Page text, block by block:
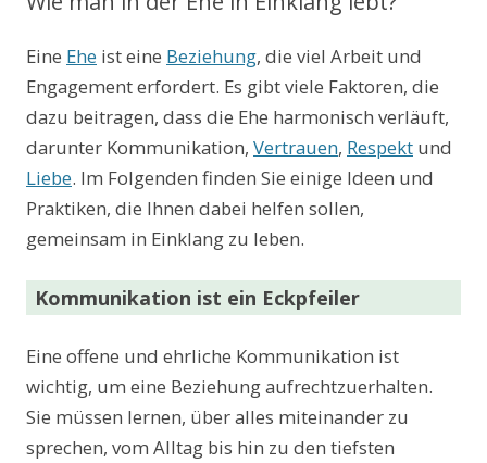
Eine Ehe ist eine Beziehung, die viel Arbeit und
Engagement erfordert. Es gibt viele Faktoren, die
dazu beitragen, dass die Ehe harmonisch verläuft,
darunter Kommunikation, Vertrauen, Respekt und
Liebe. Im Folgenden finden Sie einige Ideen und
Praktiken, die Ihnen dabei helfen sollen,
gemeinsam in Einklang zu leben.
Kommunikation ist ein Eckpfeiler
Eine offene und ehrliche Kommunikation ist
wichtig, um eine Beziehung aufrechtzuerhalten.
Sie müssen lernen, über alles miteinander zu
sprechen, vom Alltag bis hin zu den tiefsten